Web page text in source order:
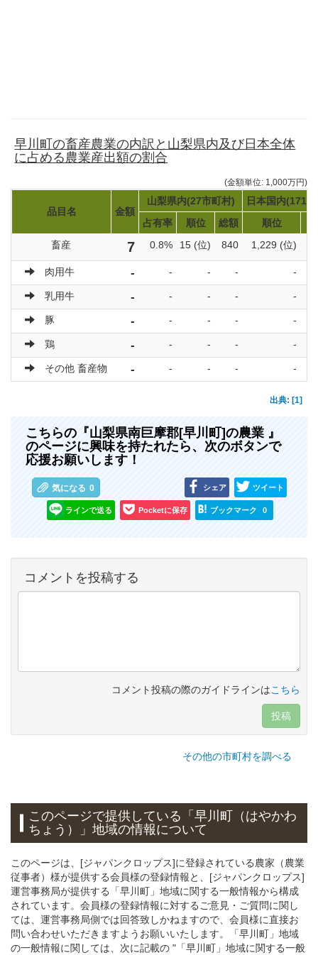
早川町の畜産農業の内訳と山梨県内及び日本全体
に占める農業産出額の割合
(金額単位: 1,000万円)
品目名 金額
山梨県内(27市町村)
日本国内(1719
占有率
順位 総額 順位
畜産
7 0.8% 15 (位) 840 1,229 (位)
肉用牛 - - - - -
乳用牛 - - - - -
豚 - - - - -
鶏 - - - - -
その他 畜産物 - - - - -
出典: [1]
こちらの『山梨県南巨摩郡[早川町]の農業 』
のページに興味を持たれたら、次のボタンで
応援お願いします！
気になる 0 シェア ツイート
ラインで送る Pocketに保存 ブックマーク 0
コメントを投稿する
コメント投稿の際のガイドラインはこちら
投稿
その他の市町村を調べる
このページで提供している 「早川町（はやかわ
ちょう）」地域の情報について
このページは、[ジャパンクロップス]に登録されている農家（農業
従事者）様が提供する会員様の登録情報と、[ジャパンクロップス]
運営事務局が提供する「早川町」地域に関する一般情報から構成
されています。会員様の登録情報に対するご意見・ご質問に関し
ては、運営事務局側では回答致しかねますので、会員様に直接お
問い合わせいただきますようお願いいたします。「早川町」地域
の一般情報に関しては、次に記載の "「早川町」地域に関する一般